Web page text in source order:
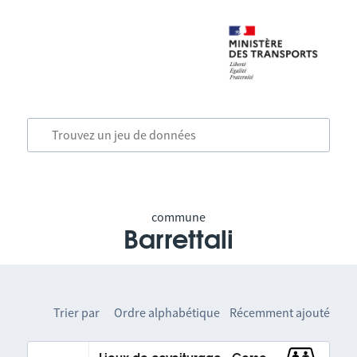
commune
Barrettali
Trier par Ordre alphabétique Récemment ajouté